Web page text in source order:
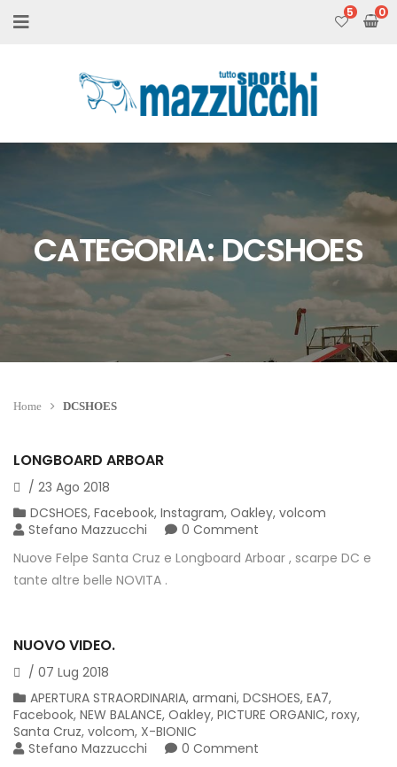
5
CATEGORIA:DCSHOES
Home DCSHOES
LONGBOARD ARBOAR
/ 23 Ago 2018
DCSHOES, Facebook, Instagram, Oakley, volcom
Stefano Mazzucchi
0 Comment
Nuove Felpe Santa Cruz e Longboard Arboar , scarpe DC e
tante altre belle NOVITA .
NUOVO VIDEO.
/ 07 Lug 2018
APERTURA STRAORDINARIA, armani, DCSHOES, EA7,
Facebook, NEW BALANCE, Oakley, PICTURE ORGANIC, roxy,
Santa Cruz, volcom, X-BIONIC
Stefano Mazzucchi
0 Comment